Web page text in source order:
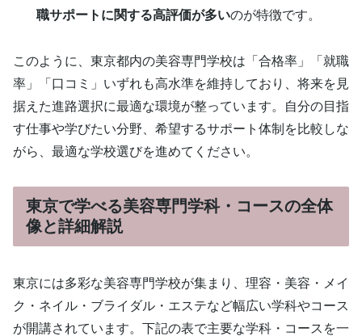
職サポートに関する高評価が多いのが特徴です。
このように、東京都内の美容専門学校は「合格率」「就職
率」「口コミ」いずれも高水準を維持しており、将来を見
据えた進路選択に最適な環境が整っています。自分の目指
す仕事や学びたい分野、希望するサポート体制を比較しな
がら、最適な学校選びを進めてください。
東京で学べる美容専門学科・コースの全体
像と詳細解説
東京には多彩な美容専門学校が集まり、理容・美容・メイ
ク・ネイル・ブライダル・エステなど幅広い学科やコース
が開講されています。下記の表で主要な学科・コースを一